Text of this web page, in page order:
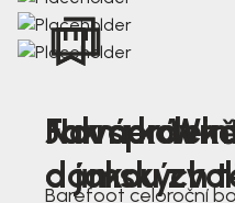
Nová
dámských
Jak
a jakou
Farmer
Barefoot celoroční